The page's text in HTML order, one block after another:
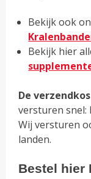
Bekijk ook
Bekijk hier
De
versturen snel:
Wij versturen
landen.
Bestel hier